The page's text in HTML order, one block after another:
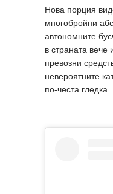
Нова порция
многобройни
автономните
в страната
превозни
невероятните
по-честа гледка.